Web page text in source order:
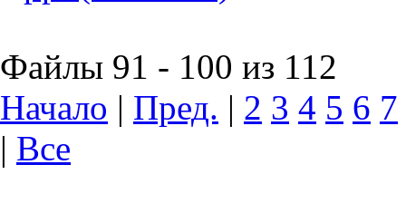
Файлы 91 - 100 из 112
Начало | Пред. | 2 3 4 5 6 7
| Все